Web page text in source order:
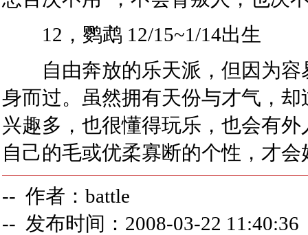
12，鹦鹉 12/15~1/14出生
自由奔放的乐天派，但因为容
身而过。虽然拥有天份与才气，
兴趣多，也很懂得玩乐，也会有
自己的毛或优柔寡断的个性，才会
-- 作者：battle
-- 发布时间：2008-03-22 11:40:36